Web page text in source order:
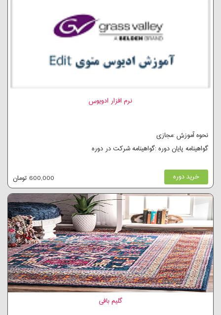
نرم افزار ادویوس
نحوه آموزش :مجازی
گواهینامه پایان دوره :گواهینامه شرکت در دوره
خرید دوره 600,000 تومان
گلیم بافی